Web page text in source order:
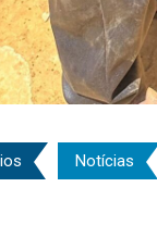
Notícias